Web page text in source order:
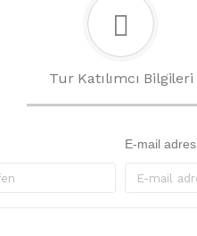
Tur Katılımcı Bilgileri
E-mail adres